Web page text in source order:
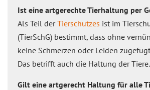
Ist eine artgerechte Tierhaltung per
Als Teil derTierschutzes ist im
(TierSchG) bestimmt, dass ohne
keine Schmerzen oder Leiden
Das betrifft auch die Haltung der Tiere.
Gilt eine artgerecht Haltung für alle